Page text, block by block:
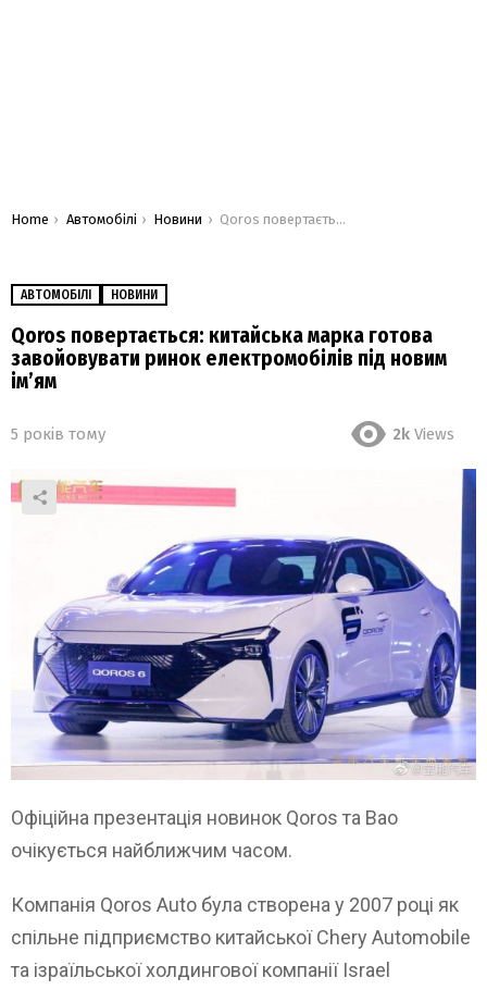
You are here:
Home Автомобілі Новини Qoros повертається: китайська марка готова завойовувати ринок електромобілів під новим ім’ям
АВТОМОБІЛІ НОВИНИ
Qoros повертається: китайська марка готова
завойовувати ринок електромобілів під новим
ім’ям
5 років тому 2k Views
Офіційна презентація новинок Qoros та Bao
очікується найближчим часом.
Компанія Qoros Auto була створена у 2007 році як
спільне підприємство китайської Chery Automobile
та ізраїльської холдингової компанії Israel